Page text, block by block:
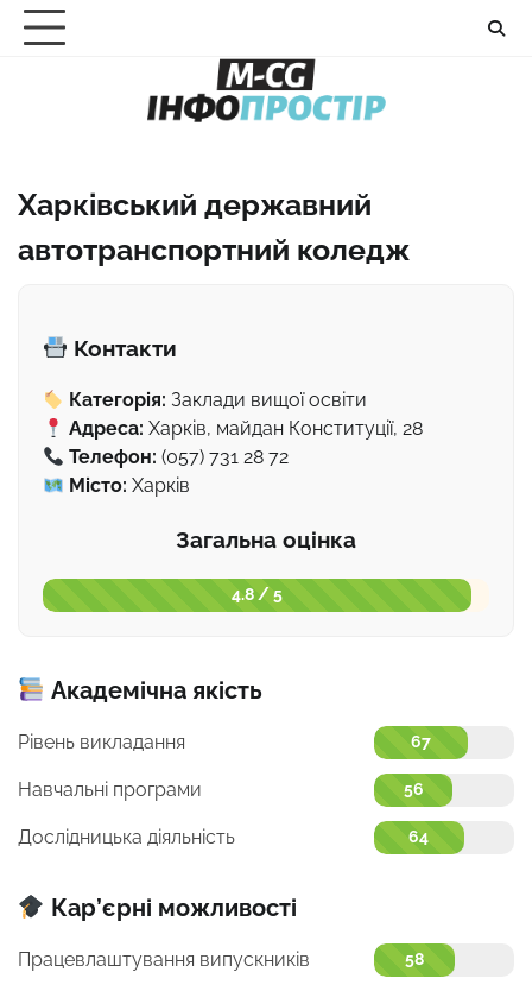
Перейти
Харківський державний
автотранспортний коледж
Контакти
Категорія: Заклади вищої освіти
Адреса: Харків, майдан Конституції, 28
Телефон: (057) 731 28 72
Місто: Харків
Загальна оцінка
4.8 / 5
Академічна якість
Рівень викладання 67
Навчальні програми 56
Дослідницька діяльність 64
Кар’єрні можливості
Працевлаштування випускників 58